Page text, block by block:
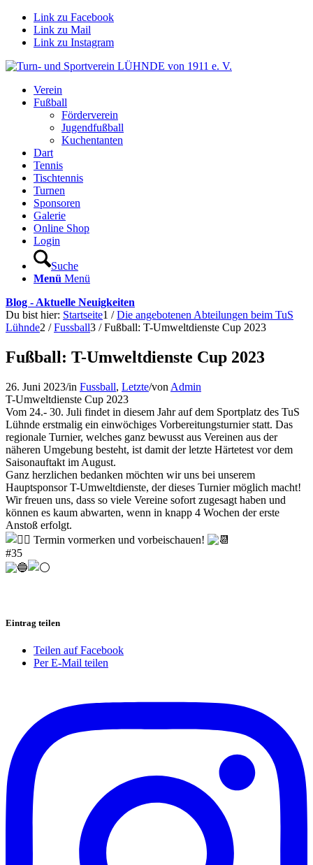
Link zu Facebook
Link zu Mail
Link zu Instagram
Verein
Fußball
Förderverein
Jugendfußball
Kuchentanten
Dart
Tennis
Tischtennis
Turnen
Sponsoren
Galerie
Online Shop
Login
Suche
Menü Menü
Blog - Aktuelle Neuigkeiten
Du bist hier: Startseite1 / Die angebotenen Abteilungen beim TuS
Lühnde2 / Fussball3 / Fußball: T-Umweltdienste Cup 2023
Fußball: T-Umweltdienste Cup 2023
26. Juni 2023/in Fussball, Letzte/von Admin
T-Umweltdienste Cup 2023
Vom 24.- 30. Juli findet in diesem Jahr auf dem Sportplatz des TuS
Lühnde erstmalig ein einwöchiges Vorbereitungsturnier statt. Das
regionale Turnier, welches ganz bewusst aus Vereinen aus der
näheren Umgebung besteht, ist damit der letzte Härtetest vor dem
Saisonauftakt im August.
Ganz herzlichen bedanken möchten wir uns bei unserem
Hauptsponsor T-Umweltdienste, der dieses Turnier möglich macht!
Wir freuen uns, dass so viele Vereine sofort zugesagt haben und
können es kaum abwarten, wenn in knapp 4 Wochen der erste
Anstoß erfolgt.
Termin vormerken und vorbeischauen!
#35
Eintrag teilen
Teilen auf Facebook
Per E-Mail teilen